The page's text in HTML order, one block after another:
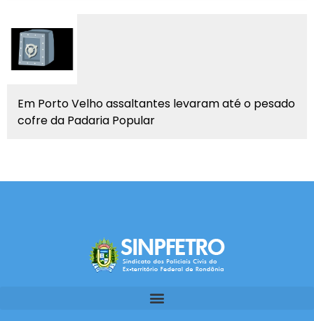
Em Porto Velho assaltantes levaram até o pesado
cofre da Padaria Popular